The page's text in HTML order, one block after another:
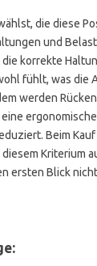
die diese
und
korrekte
fühlt, was die
werden
ergonomische
Beim
diesem Kriterium
ersten Blick